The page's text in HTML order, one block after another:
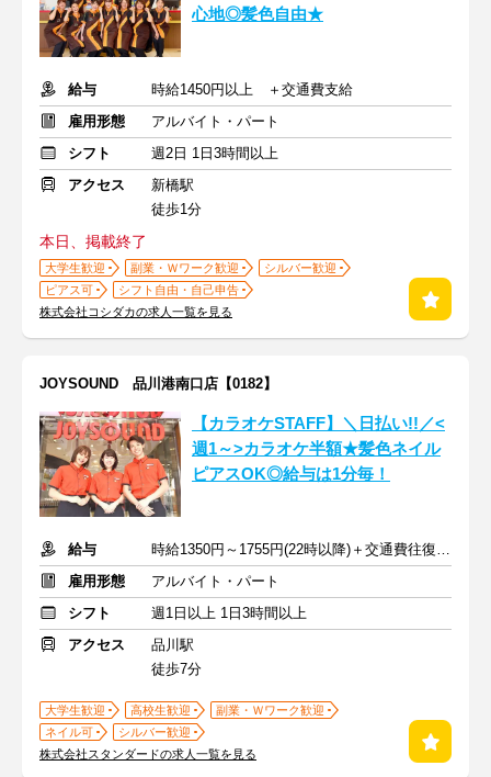
心地◎髪色自由★
給与
時給1450円以上 ＋交通費支給
雇用形態
アルバイト・パート
シフト
週2日 1日3時間以上
アクセス
新橋駅
徒歩1分
本日、掲載終了
大学生歓迎 副業・Ｗワーク歓迎
シルバー歓迎
ピアス可
シフト自由・自己申告
株式会社コシダカの求人一覧を見る
JOYSOUND 品川港南口店【0182】
【カラオケSTAFF】＼日払い!!／<
週1～>カラオケ半額★髪色ネイル
ピアスOK◎給与は1分毎！
給与
時給1350円～1755円(22時以降)＋交通費往復1000円まで支給
雇用形態
アルバイト・パート
シフト
週1日以上 1日3時間以上
アクセス
品川駅
徒歩7分
大学生歓迎 高校生歓迎
副業・Ｗワーク歓迎
ネイル可
シルバー歓迎
株式会社スタンダードの求人一覧を見る